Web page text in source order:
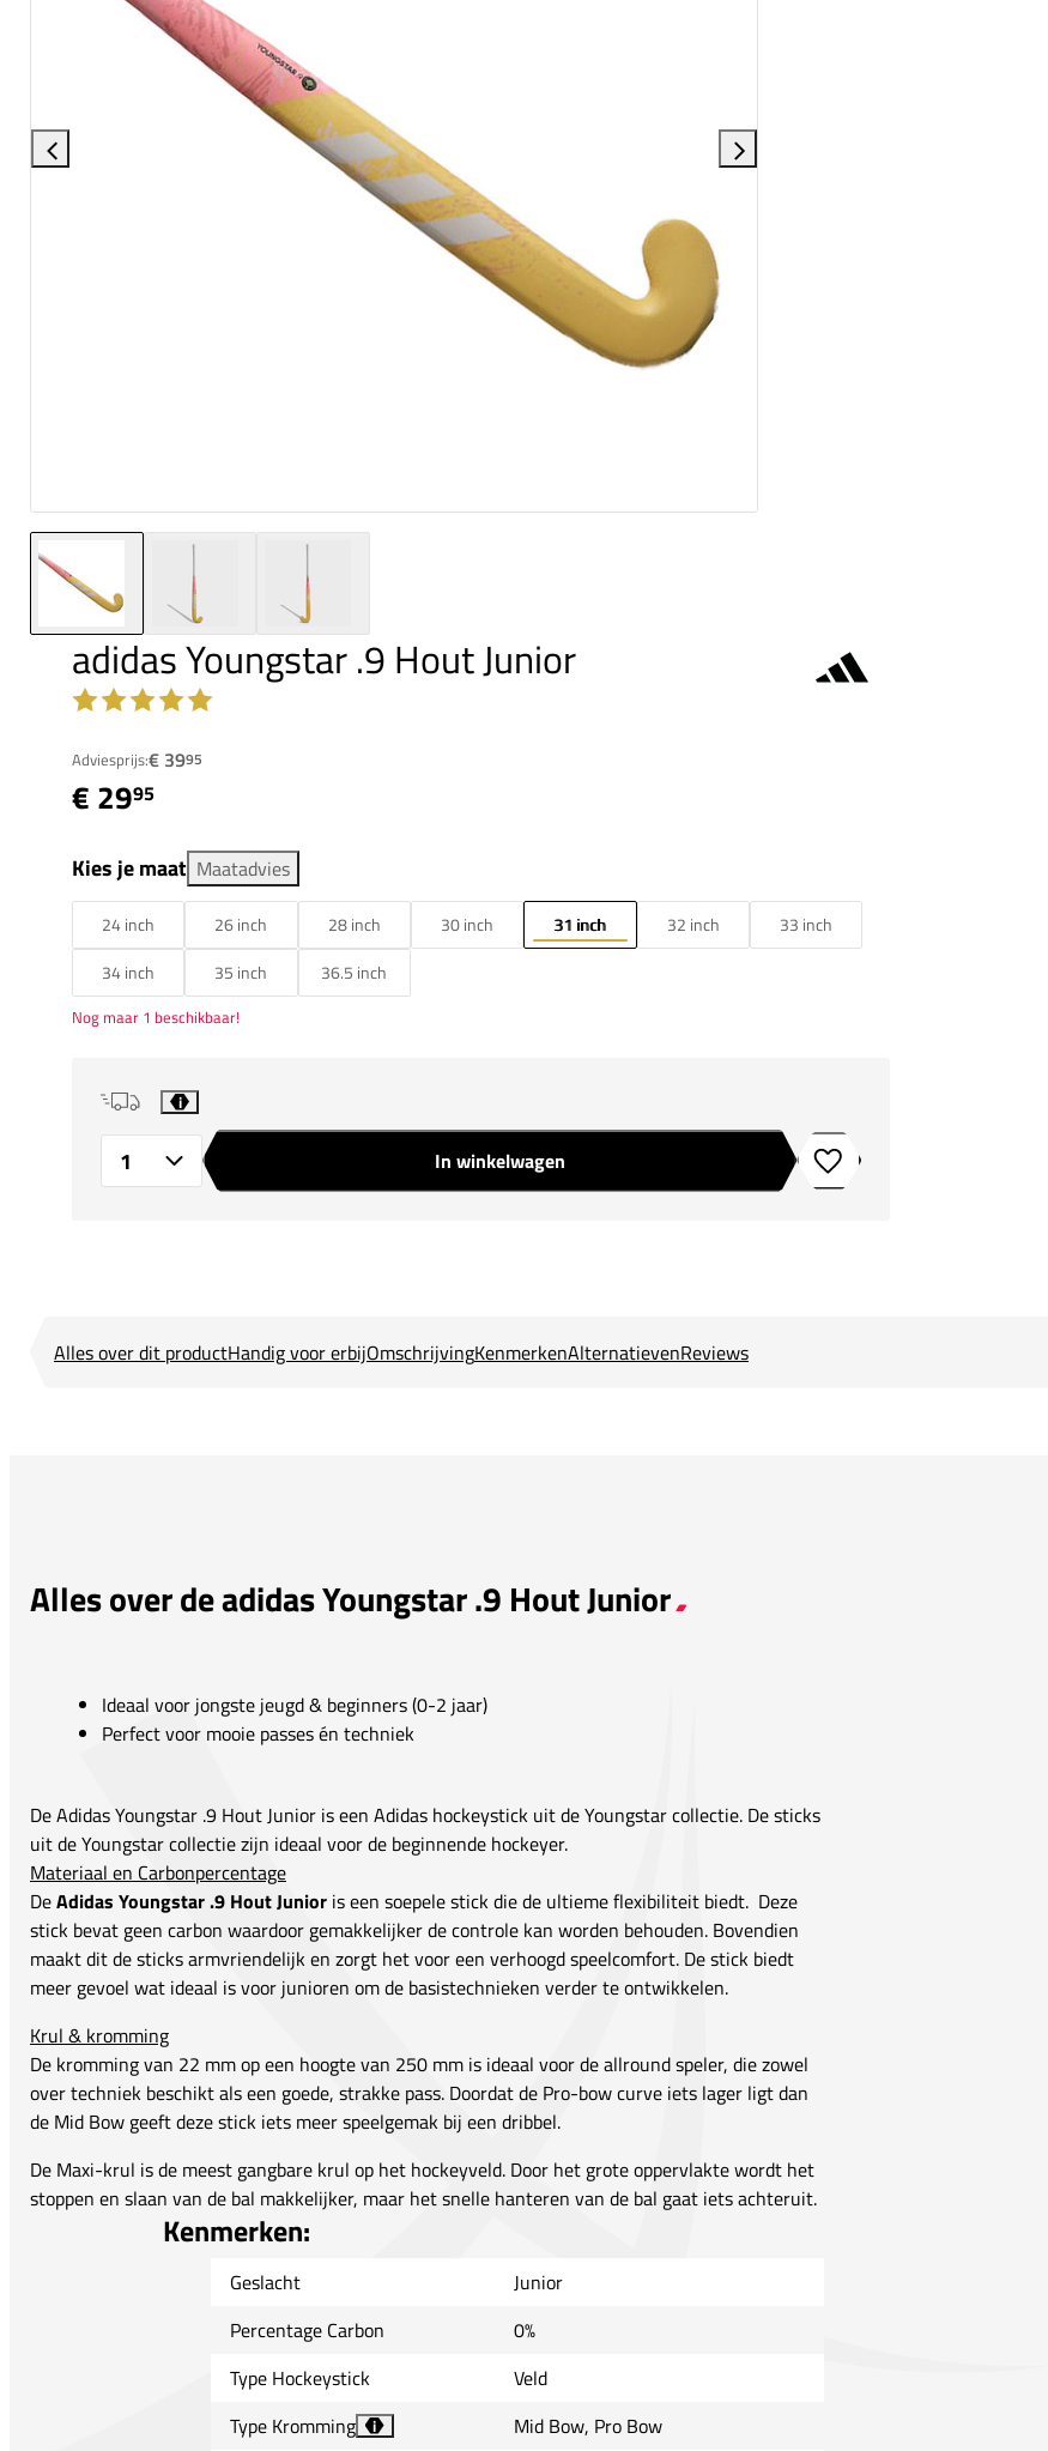
adidas Youngstar .9 Hout Junior
Adviesprijs:€ 3995
€ 2995
Kies je maat Maatadvies
24 inch 26 inch 28 inch 30 inch 31 inch 32 inch
33 inch
34 inch
35 inch 36.5 inch
Nog maar 1 beschikbaar!
i
In winkelwagen Toevoegen aan verlanglijstje
Alles over dit productHandig voor erbijOmschrijvingKenmerkenAlternatievenReviews
Alles over de adidas Youngstar .9 Hout Junior
Ideaal voor jongste jeugd & beginners (0-2 jaar)
Perfect voor mooie passes én techniek
De Adidas Youngstar .9 Hout Junior is een Adidas hockeystick uit de Youngstar collectie. De sticks
uit de Youngstar collectie zijn ideaal voor de beginnende hockeyer.
Materiaal en Carbonpercentage
DeAdidas Youngstar .9 Hout Junior is een soepele stick die de ultieme flexibiliteit biedt. Deze
stick bevat geen carbon waardoor gemakkelijker de controle kan worden behouden. Bovendien
maakt dit de sticks armvriendelijk en zorgt het voor een verhoogd speelcomfort. De stick biedt
meer gevoel wat ideaal is voor junioren om de basistechnieken verder te ontwikkelen.
Krul & kromming
De kromming van 22 mm op een hoogte van 250 mm is ideaal voor de allround speler, die zowel
over techniek beschikt als een goede, strakke pass. Doordat de Pro-bow curve iets lager ligt dan
de Mid Bow geeft deze stick iets meer speelgemak bij een dribbel.
De Maxi-krul is de meest gangbare krul op het hockeyveld. Door het grote oppervlakte wordt het
stoppen en slaan van de bal makkelijker, maar het snelle hanteren van de bal gaat iets achteruit.
Kenmerken:
Geslacht
Junior
Percentage Carbon
0%
Type Hockeystick
Veld
Type Kromming
i
Mid Bow, Pro Bow